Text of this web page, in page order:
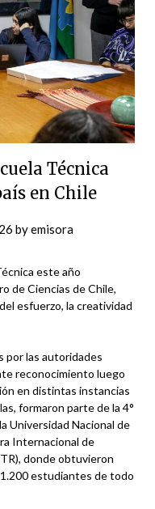
Técnica
en Chile
byemisora
este año
de Ciencias de Chile,
esfuerzo, la creatividad
por las autoridades
reconocimiento luego
en distintas instancias
formaron parte de la 4°
Universidad Nacional de
Internacional de
donde obtuvieron
estudiantes de todo